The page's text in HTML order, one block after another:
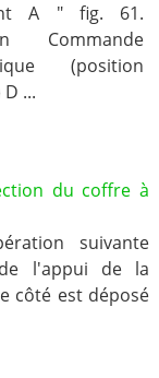
A " fig. 61.
Commande
(position
...
du coffre à
suivante
l'appui de la
côté est déposé